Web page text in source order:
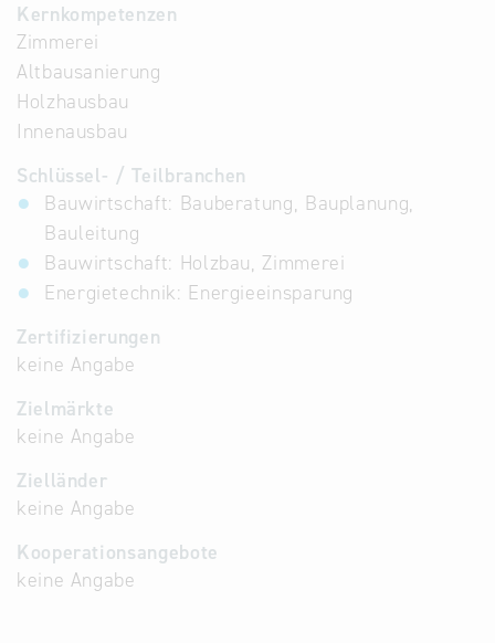
Kernkompetenzen
Zimmerei
Altbausanierung
Holzhausbau
Innenausbau
Schlüssel- / Teilbranchen
Bauwirtschaft: Bauberatung, Bauplanung,
Bauleitung
Bauwirtschaft: Holzbau, Zimmerei
Energietechnik: Energieeinsparung
Zertifizierungen
keine Angabe
Zielmärkte
keine Angabe
Zielländer
keine Angabe
Kooperationsangebote
keine Angabe